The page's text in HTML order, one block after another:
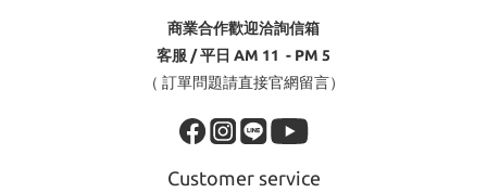
商業合作歡迎洽詢信箱
客服 / 平日 AM 11 - PM 5
（ 訂單問題請直接官網留言）
Customer service